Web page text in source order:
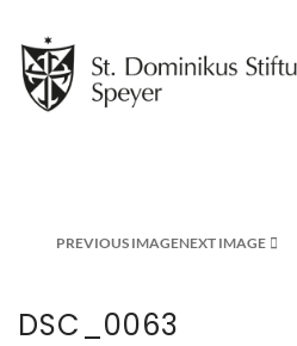
PREVIOUS IMAGENEXT IMAGE
DSC_0063